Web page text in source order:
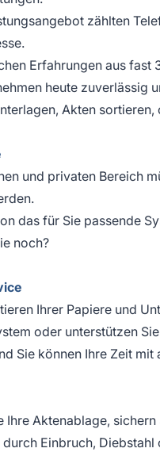
zählten
Erfahrungen aus fast
heute zuverlässig
Akten sortieren,
und privaten Bereich
das für Sie passende
noch?
Ihrer Papiere und
oder unterstützen
Sie können Ihre Zeit
Ihre Aktenablage,
Einbruch,